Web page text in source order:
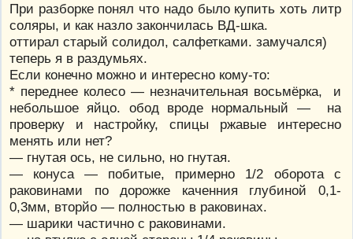
При разборке понял что надо было купить хоть литр
соляры, и как назло закончилась ВД-шка.
оттирал старый солидол, салфетками. замучался)
теперь я в раздумьях.
Если конечно можно и интересно кому-то:
* переднее колесо — незначительная восьмёрка, и
небольшое яйцо. обод вроде нормальный — на
проверку и настройку, спицы ржавые интересно
менять или нет?
— гнутая ось, не сильно, но гнутая.
— конуса — побитые, примерно 1/2 оборота с
раковинами по дорожке каченния глубиной 0,1-
0,3мм, вторйо — полностью в раковинах.
— шарики частично с раковинами.